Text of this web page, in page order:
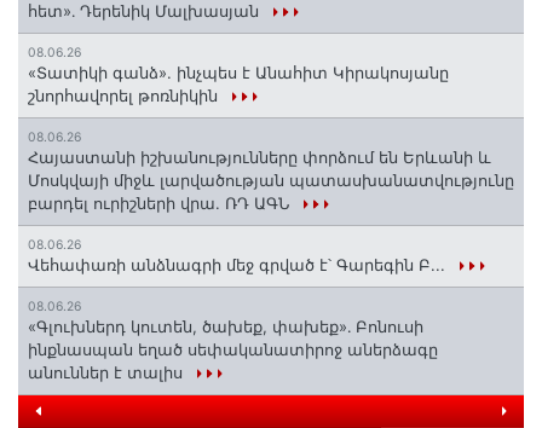
հետ»․ Դերենիկ Մալխասյան
08.06.26
«Տատիկի գանձ». ինչպես է Անահիտ Կիրակոսյանը
շնորհավորել թոռնիկին
08.06.26
Հայաստանի իշխանությունները փորձում են Երևանի և
Մոսկվայի միջև լարվածության պատասխանատվությունը
բարդել ուրիշների վրա. ՌԴ ԱԳՆ
08.06.26
Վեհափառի անձնագրի մեջ գրված է՝ Գարեգին Բ...
08.06.26
«Գլուխներդ կուտեն, ծախեք, փախեք»․ Բոնուսի
ինքնասպան եղած սեփականատիրոջ աներձագը
անուններ է տալիս